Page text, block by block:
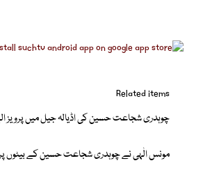
Related items
چوہدری شجاعت حسین کی اڈیالہ جیل میں پرویز
مونس الٰہی نے چوہدری شجاعت حسین کے بیٹوں پر